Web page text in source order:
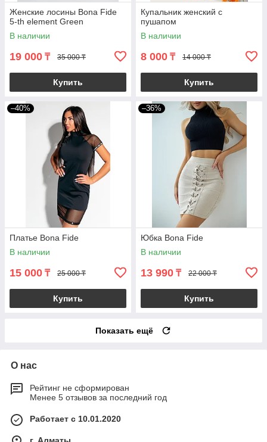
Женские лосины Bona Fide
5-th element Green
В наличии
19 000 ₸ 35 000 ₸
Купить
Купальник женский с
пушапом
В наличии
8 000 ₸ 14 000 ₸
Купить
–40%
Платье Bona Fide
В наличии
15 000 ₸ 25 000 ₸
Купить
–36%
Юбка Bona Fide
В наличии
13 990 ₸ 22 000 ₸
Купить
Показать ещё
О нас
Рейтинг не сформирован
Менее 5 отзывов за последний год
Работает с 10.01.2020